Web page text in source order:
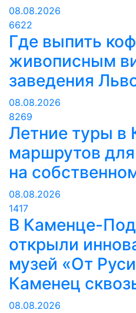
08.08.2026
6622
Где выпить
живописным
заведения
08.08.2026
8269
Летние туры в
маршрутов
на
08.08.2026
1417
В Каменце-
открыли
музей «От
Каменец
08.08.2026